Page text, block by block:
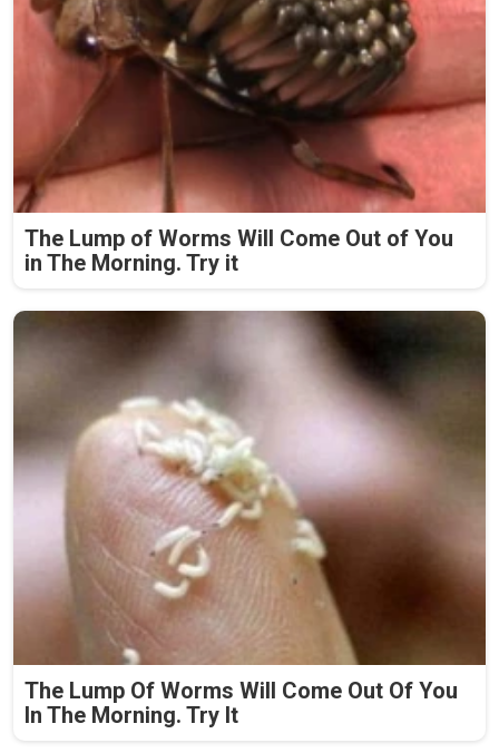
The Lump of Worms Will Come Out of You
in The Morning. Try it
The Lump Of Worms Will Come Out Of You
In The Morning. Try It